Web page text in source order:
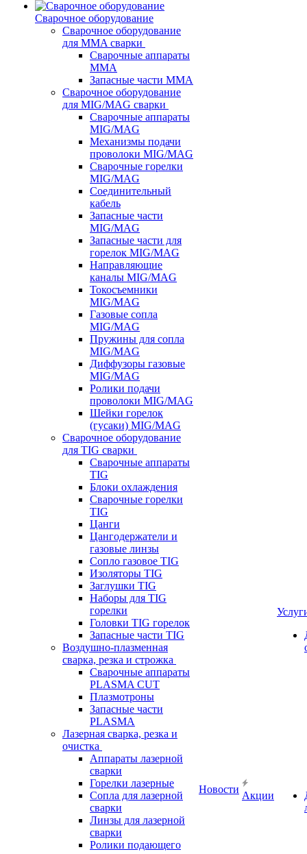
Сварочное оборудование
Сварочное оборудование
для MMA сварки
Сварочные аппараты
MMA
Запасные части MMA
Сварочное оборудование
для MIG/MAG сварки
Сварочные аппараты
MIG/MAG
Механизмы подачи
проволоки MIG/MAG
Сварочные горелки
MIG/MAG
Соединительный
кабель
Запасные части
MIG/MAG
Запасные части для
горелок MIG/MAG
Направляющие
каналы MIG/MAG
Токосъемники
MIG/MAG
Газовые сопла
MIG/MAG
Пружины для сопла
MIG/MAG
Диффузоры газовые
MIG/MAG
Ролики подачи
проволоки MIG/MAG
Шейки горелок
(гусаки) MIG/MAG
Сварочное оборудование
для TIG сварки
Сварочные аппараты
TIG
Блоки охлаждения
Сварочные горелки
TIG
Цанги
Цангодержатели и
газовые линзы
Сопло газовое TIG
Изоляторы TIG
Заглушки TIG
Наборы для TIG
горелки
Головки TIG горелок
Запасные части TIG
Воздушно-плазменная
сварка, резка и строжка
Сварочные аппараты
PLASMA CUT
Плазмотроны
Запасные части
PLASMA
Лазерная сварка, резка и
очистка
Аппараты лазерной
сварки
Горелки лазерные
Сопла для лазерной
сварки
Линзы для лазерной
сварки
Ролики подающего
Новости
Акции